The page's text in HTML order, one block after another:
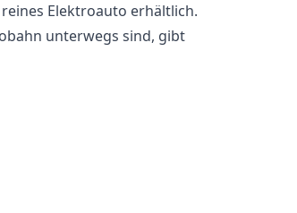
Elektroauto erhältlich.
unterwegs sind, gibt